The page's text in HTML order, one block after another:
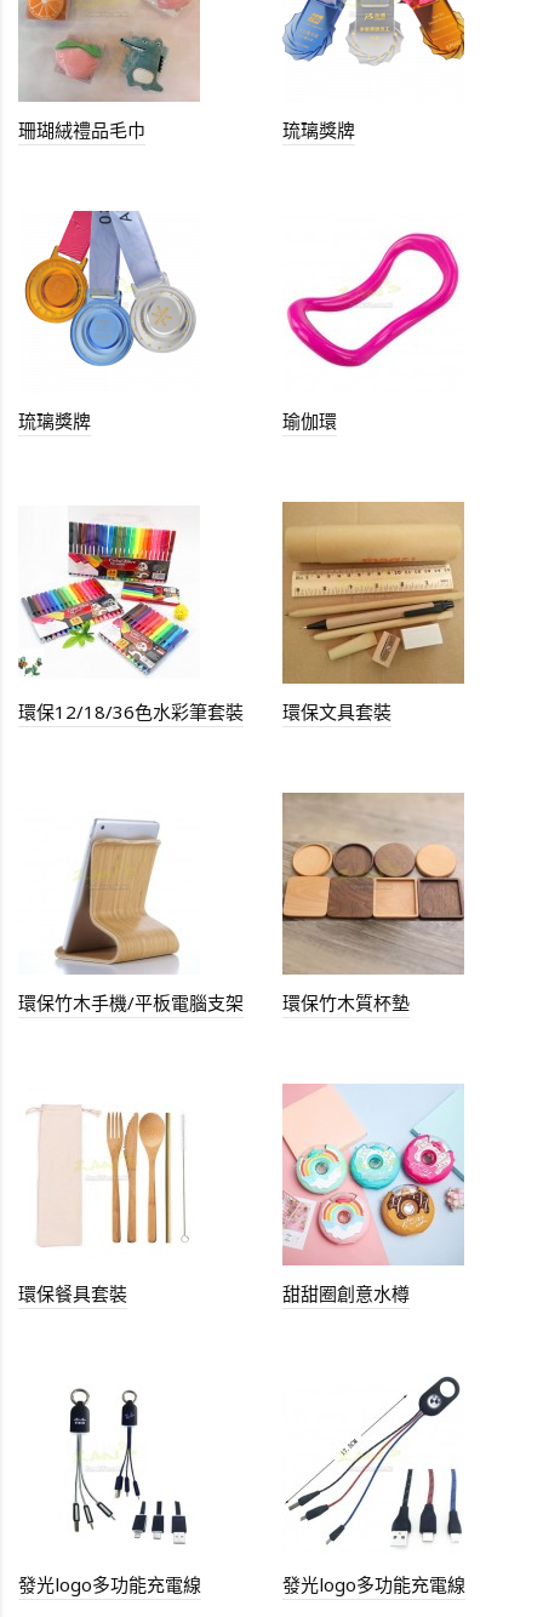
珊瑚絨禮品毛巾 琉璃獎牌
琉璃獎牌 瑜伽環
環保12/18/36色水彩筆套裝 環保文具套裝
環保竹木手機/平板電腦支架 環保竹木質杯墊
環保餐具套裝 甜甜圈創意水樽
發光logo多功能充電線 發光logo多功能充電線